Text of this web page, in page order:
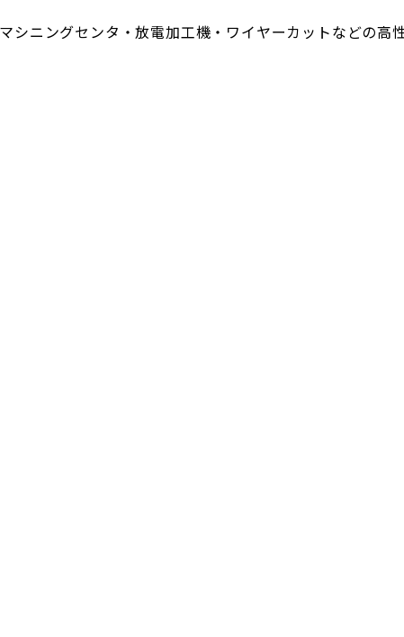
ニングセンタ・放電加工機・ワイヤーカットなどの高